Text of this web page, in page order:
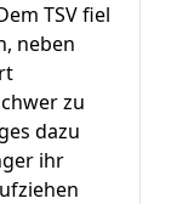
TSV fiel
neben
zu
dazu
ihr